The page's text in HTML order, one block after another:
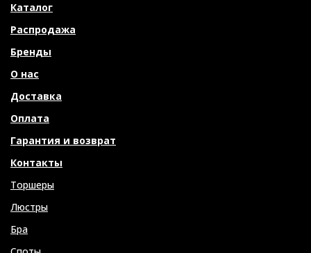
Каталог
Распродажа
Бренды
О нас
Доставка
Оплата
Гарантия и возврат
Контакты
Торшеры
Люстры
Бра